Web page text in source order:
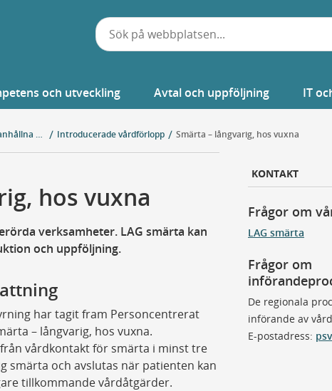
och utveckling Avtal och uppföljning IT
Personcentrerade sammanhållna vårdförlopp Introducerade vårdförlopp Smärta – långvarig, hos vuxna
hos vuxna
verksamheter. LAG smärta kan
och uppföljning.
har tagit fram Personcentrerat
– långvarig, hos vuxna.
vårdkontakt för smärta i minst tre
smärta och avslutas när patienten kan
tillkommande vårdåtgärder.
KONTAKT
Frågor om
LAG smärta
Frågor om
De regionala
införande av
E-postadress: